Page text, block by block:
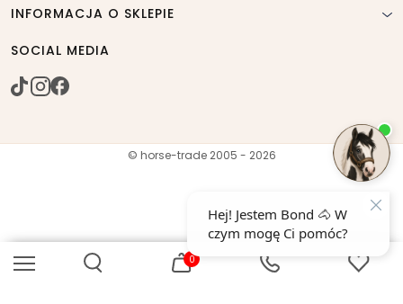
0
INFORMACJA O SKLEPIE
SOCIAL MEDIA
© horse-trade 2005 - 2026